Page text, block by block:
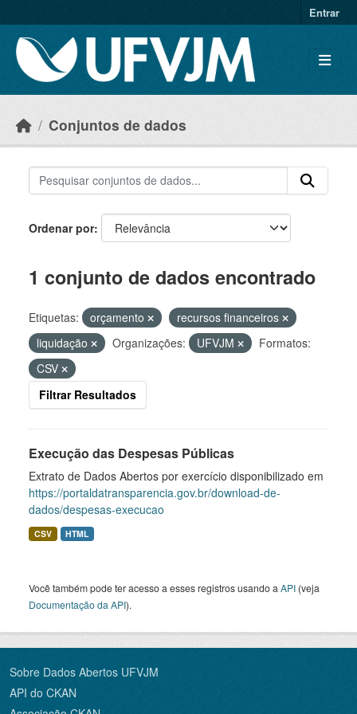
Entrar
Conjuntos de dados
Ordenar por
1 conjunto de dados encontrado
Etiquetas: orçamento
recursos financeiros
liquidação
Organizações: UFVJM
Formatos:
CSV
Filtrar Resultados
Execução das Despesas Públicas
Extrato de Dados Abertos por exercício disponibilizado em
https://portaldatransparencia.gov.br/download-de-
dados/despesas-execucao
CSV HTML
Você também pode ter acesso a esses registros usando a API (veja
Documentação da API).
Sobre Dados Abertos UFVJM
API do CKAN